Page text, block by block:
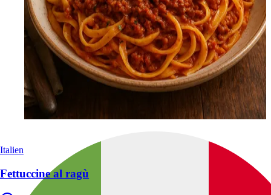
Italien
Fettuccine al ragù